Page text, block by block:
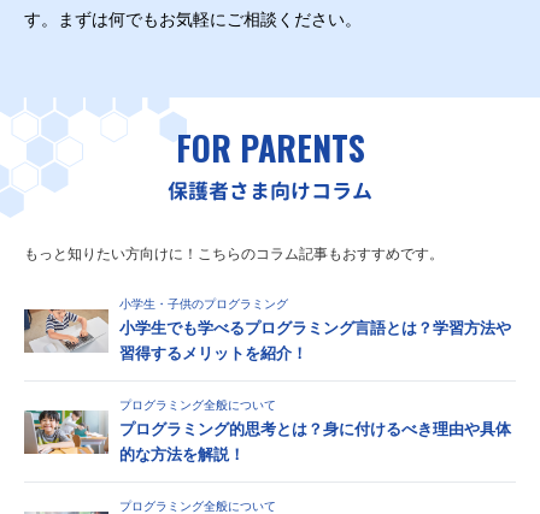
す。まずは何でもお気軽にご相談ください。
FOR PARENTS
保護者さま向けコラム
もっと知りたい方向けに！こちらのコラム記事もおすすめです。
小学生・子供のプログラミング
小学生でも学べるプログラミング言語とは？学習方法や
習得するメリットを紹介！
プログラミング全般について
プログラミング的思考とは？身に付けるべき理由や具体
的な方法を解説！
プログラミング全般について